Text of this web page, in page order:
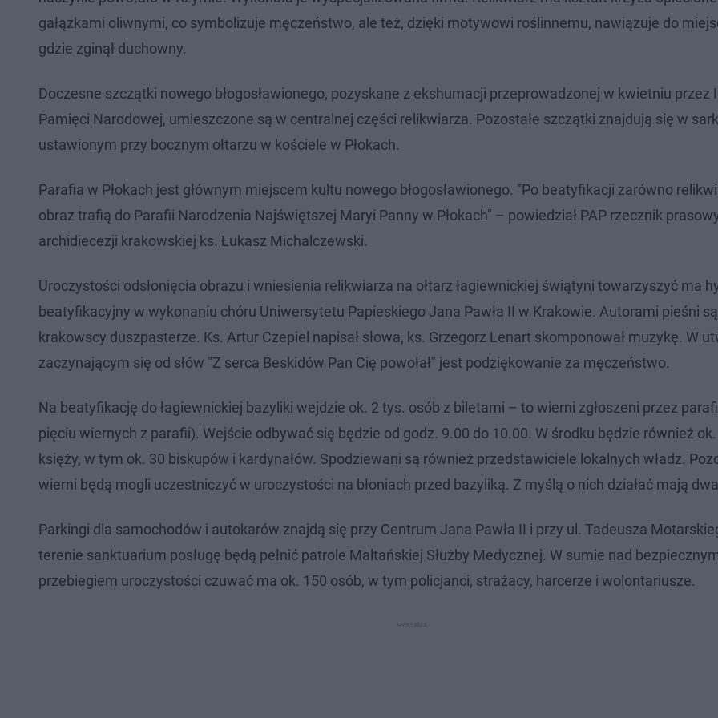
gałązkami oliwnymi, co symbolizuje męczeństwo, ale też, dzięki motywowi roślinnemu, nawiązuje do
gdzie zginął duchowny.
Doczesne szczątki nowego błogosławionego, pozyskane z ekshumacji przeprowadzonej w kwietniu przez
Pamięci Narodowej, umieszczone są w centralnej części relikwiarza. Pozostałe szczątki znajdują się w
ustawionym przy bocznym ołtarzu w kościele w Płokach.
Parafia w Płokach jest głównym miejscem kultu nowego błogosławionego. "Po beatyfikacji zarówno
obraz trafią do Parafii Narodzenia Najświętszej Maryi Panny w Płokach" – powiedział PAP rzecznik
archidiecezji krakowskiej ks. Łukasz Michalczewski.
Uroczystości odsłonięcia obrazu i wniesienia relikwiarza na ołtarz łagiewnickiej świątyni towarzyszyć ma
beatyfikacyjny w wykonaniu chóru Uniwersytetu Papieskiego Jana Pawła II w Krakowie. Autorami pieśni są
krakowscy duszpasterze. Ks. Artur Czepiel napisał słowa, ks. Grzegorz Lenart skomponował muzykę. W
zaczynającym się od słów "Z serca Beskidów Pan Cię powołał" jest podziękowanie za męczeństwo.
Na beatyfikację do łagiewnickiej bazyliki wejdzie ok. 2 tys. osób z biletami – to wierni zgłoszeni przez
pięciu wiernych z parafii). Wejście odbywać się będzie od godz. 9.00 do 10.00. W środku będzie również
księży, w tym ok. 30 biskupów i kardynałów. Spodziewani są również przedstawiciele lokalnych władz.
wierni będą mogli uczestniczyć w uroczystości na błoniach przed bazyliką. Z myślą o nich działać mają
Parkingi dla samochodów i autokarów znajdą się przy Centrum Jana Pawła II i przy ul. Tadeusza
terenie sanktuarium posługę będą pełnić patrole Maltańskiej Służby Medycznej. W sumie nad
przebiegiem uroczystości czuwać ma ok. 150 osób, w tym policjanci, strażacy, harcerze i wolontariusze.